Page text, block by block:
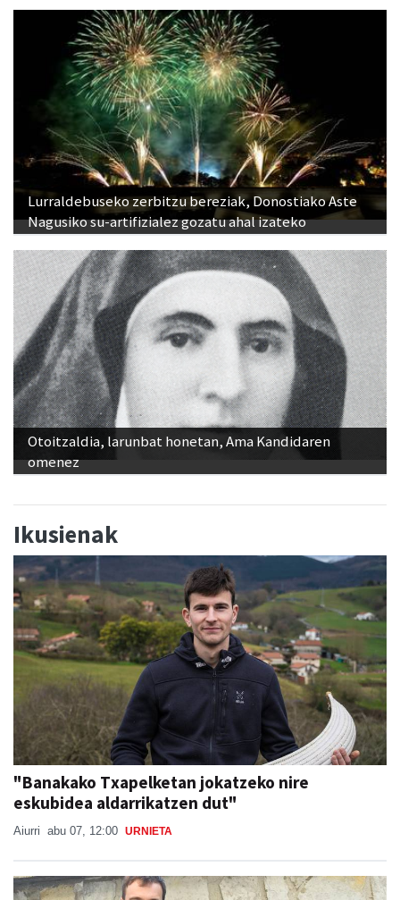
Lurraldebuseko zerbitzu bereziak, Donostiako Aste
Nagusiko su-artifizialez gozatu ahal izateko
Otoitzaldia, larunbat honetan, Ama Kandidaren
omenez
Ikusienak
"Banakako Txapelketan jokatzeko nire
eskubidea aldarrikatzen dut"
Aiurri abu 07, 12:00 URNIETA